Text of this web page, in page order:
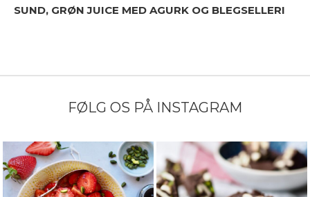
SUND, GRØN JUICE MED AGURK OG BLEGSELLERI
FØLG OS PÅ INSTAGRAM